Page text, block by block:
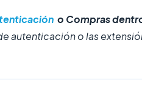
o Compras
autenticación o las